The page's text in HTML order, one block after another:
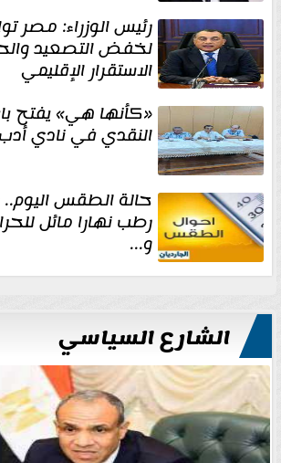
رئيس الوزراء: مصر
لخفض التصعيد
الاستقرار الإقليمي
«كأنها هي» يفتح
النقدي في نادي
حالة الطقس اليوم..
رطب نهارا مائل
و...
الشارع السياسي